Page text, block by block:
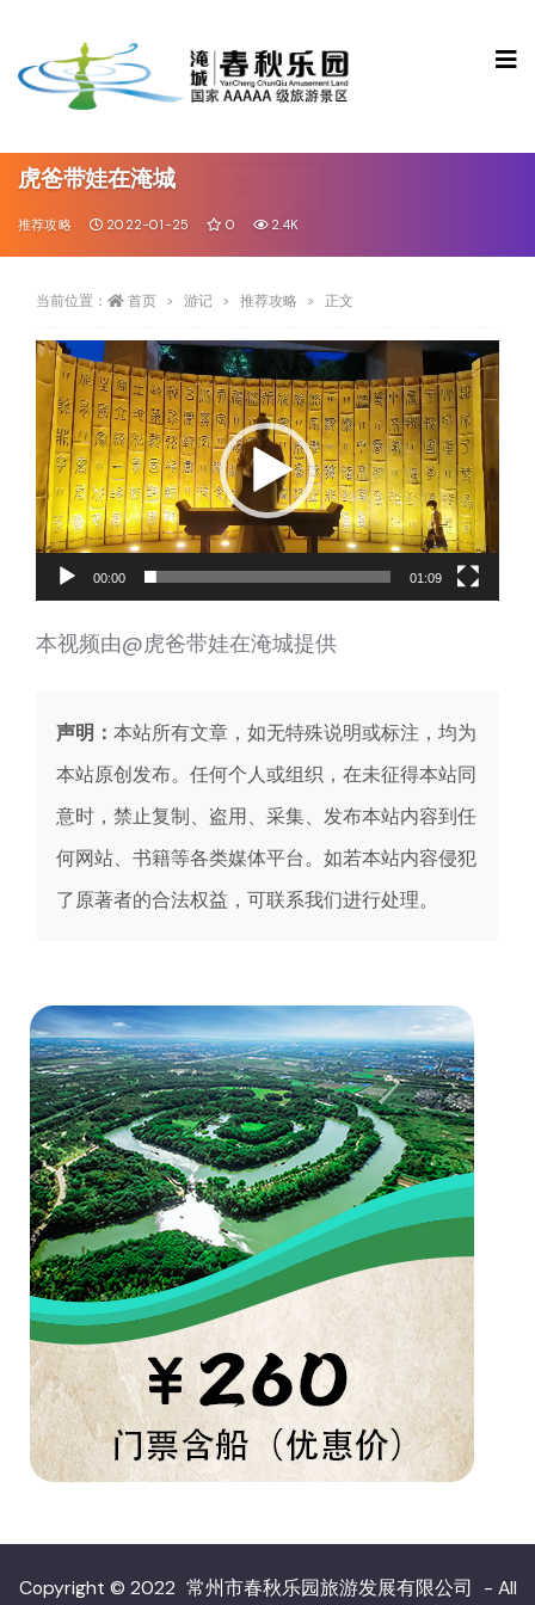
虎爸带娃在淹城
推荐攻略 2022-01-25 0 2.4K
当前位置： 首页 游记 推荐攻略 正文
视
频
播
放
器
00:00 01:09
本视频由@虎爸带娃在淹城提供
声明： 本站所有文章，如无特殊说明或标注，均为
本站原创发布。任何个人或组织，在未征得本站同
意时，禁止复制、盗用、采集、发布本站内容到任
何网站、书籍等各类媒体平台。如若本站内容侵犯
了原著者的合法权益，可联系我们进行处理。
Copyright © 2022 常州市春秋乐园旅游发展有限公司 - All